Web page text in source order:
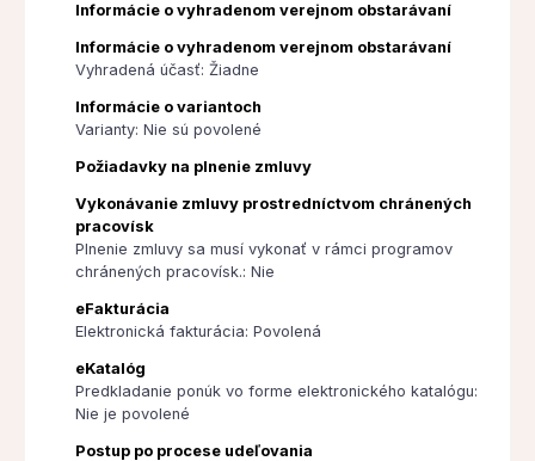
Informácie o vyhradenom verejnom obstarávaní
Informácie o vyhradenom verejnom obstarávaní
Vyhradená účasť: Žiadne
Informácie o variantoch
Varianty: Nie sú povolené
Požiadavky na plnenie zmluvy
Vykonávanie zmluvy prostredníctvom chránených
pracovísk
Plnenie zmluvy sa musí vykonať v rámci programov
chránených pracovísk.: Nie
eFakturácia
Elektronická fakturácia: Povolená
eKatalóg
Predkladanie ponúk vo forme elektronického katalógu:
Nie je povolené
Postup po procese udeľovania